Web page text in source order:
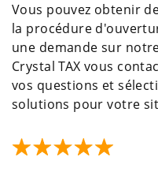
Vous pouvez obtenir
la procédure
une demande sur
Crystal TAX vous
vos questions et
solutions pour votre